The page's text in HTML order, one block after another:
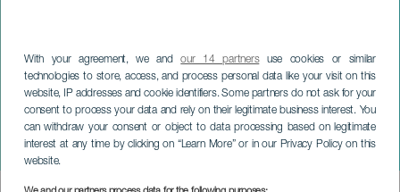
With your agreement, we andour 14 partnersuse cookies or similar
technologies to store, access, and process personal data like your visit on this
website, IP addresses and cookie identifiers. Some partners do not ask for your
consent to process your data and rely on their legitimate business interest. You
can withdraw your consent or object to data processing based on legitimate
interest at any time by clicking on “Learn More” or in our Privacy Policy on this
website.
Orchestre symphonique de
Tenerife
LA GOMERA